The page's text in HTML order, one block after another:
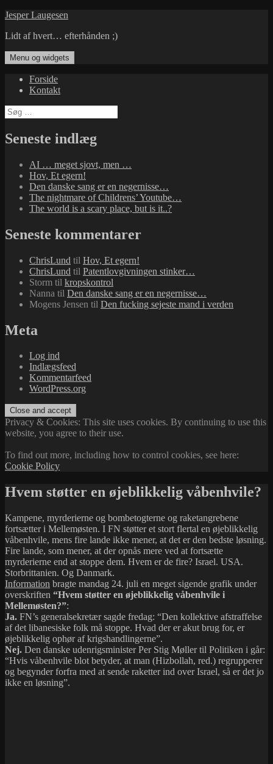
Hop
indhold
Jesper Laugesen
Lidt af hvert… efterhånden ;)
Menu og widgets
Forside
Kontakt
Søg
efter:
Seneste indlæg
AI … meget sjovt, men …
Hov, Et egern!
Den danske sang er en negernisse…
The nightmare of Childrens’ Youtube…
The world is a scary place, but is it..?
Seneste kommentarer
ChrisLund til Hov, Et egern!
ChrisLund til Patentlovgivningen stinker…
Storm til kropskontrol
Nanna til Den danske sang er en negernisse…
Mogens Jensen til Den fucking sejeste mand i verden
Meta
Log ind
Indlægsfeed
Kommentarfeed
WordPress.org
Privacy & Cookies: This site uses cookies. By continuing to use this
website, you agree to their use.
To find out more, including how to control cookies, see here:
Cookie Policy
Hvem støtter en øjeblikkelig våbenhvile?
Kampene, myrderierne og bombetogterne og raketangrebene
fortsætter i Mellemøsten. I FN støtter et stort flertal en øjeblikkelig
våbenhvile, mens fire lande ikke mener, at det er den bedste løsning.
Fire lande, som mener, at der opnås mere ved at fortsætte
myrderierne end at stoppe dem. Hvem er de fire? Israel. USA.
Storbrittanien. Og Danmark.
Information bragte mandag 24. juli en meget sigende grafik under
overskriften “Hvem støtter en øjeblikkelig våbenhvile i
Mellemøsten?”:
Ja. FN’s generalsekretær sagde fredag: “Den kollektive afstraffelse
af det libanesiske folk må stoppe. Hvad der er akut brug for, er
øjeblikkelig ophør af krigshandlingerne”.
Nej. Den danske udenrigsminister Per Stig Møller til Politiken i går:
“Hvis våbenhvile blot betyder, at man (Hizbollah, red.) regrupperer
og begynder forfra med at sende raketter ind over Israel, så er det jo
ikke en løsning”.